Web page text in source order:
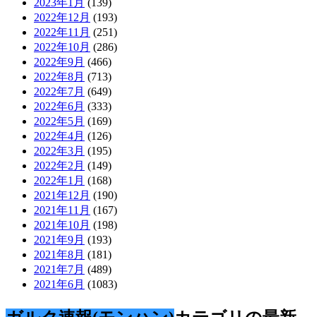
2022年12月 (193)
2022年11月 (251)
2022年10月 (286)
2022年9月 (466)
2022年8月 (713)
2022年7月 (649)
2022年6月 (333)
2022年5月 (169)
2022年4月 (126)
2022年3月 (195)
2022年2月 (149)
2022年1月 (168)
2021年12月 (190)
2021年11月 (167)
2021年10月 (198)
2021年9月 (193)
2021年8月 (181)
2021年7月 (489)
2021年6月 (1083)